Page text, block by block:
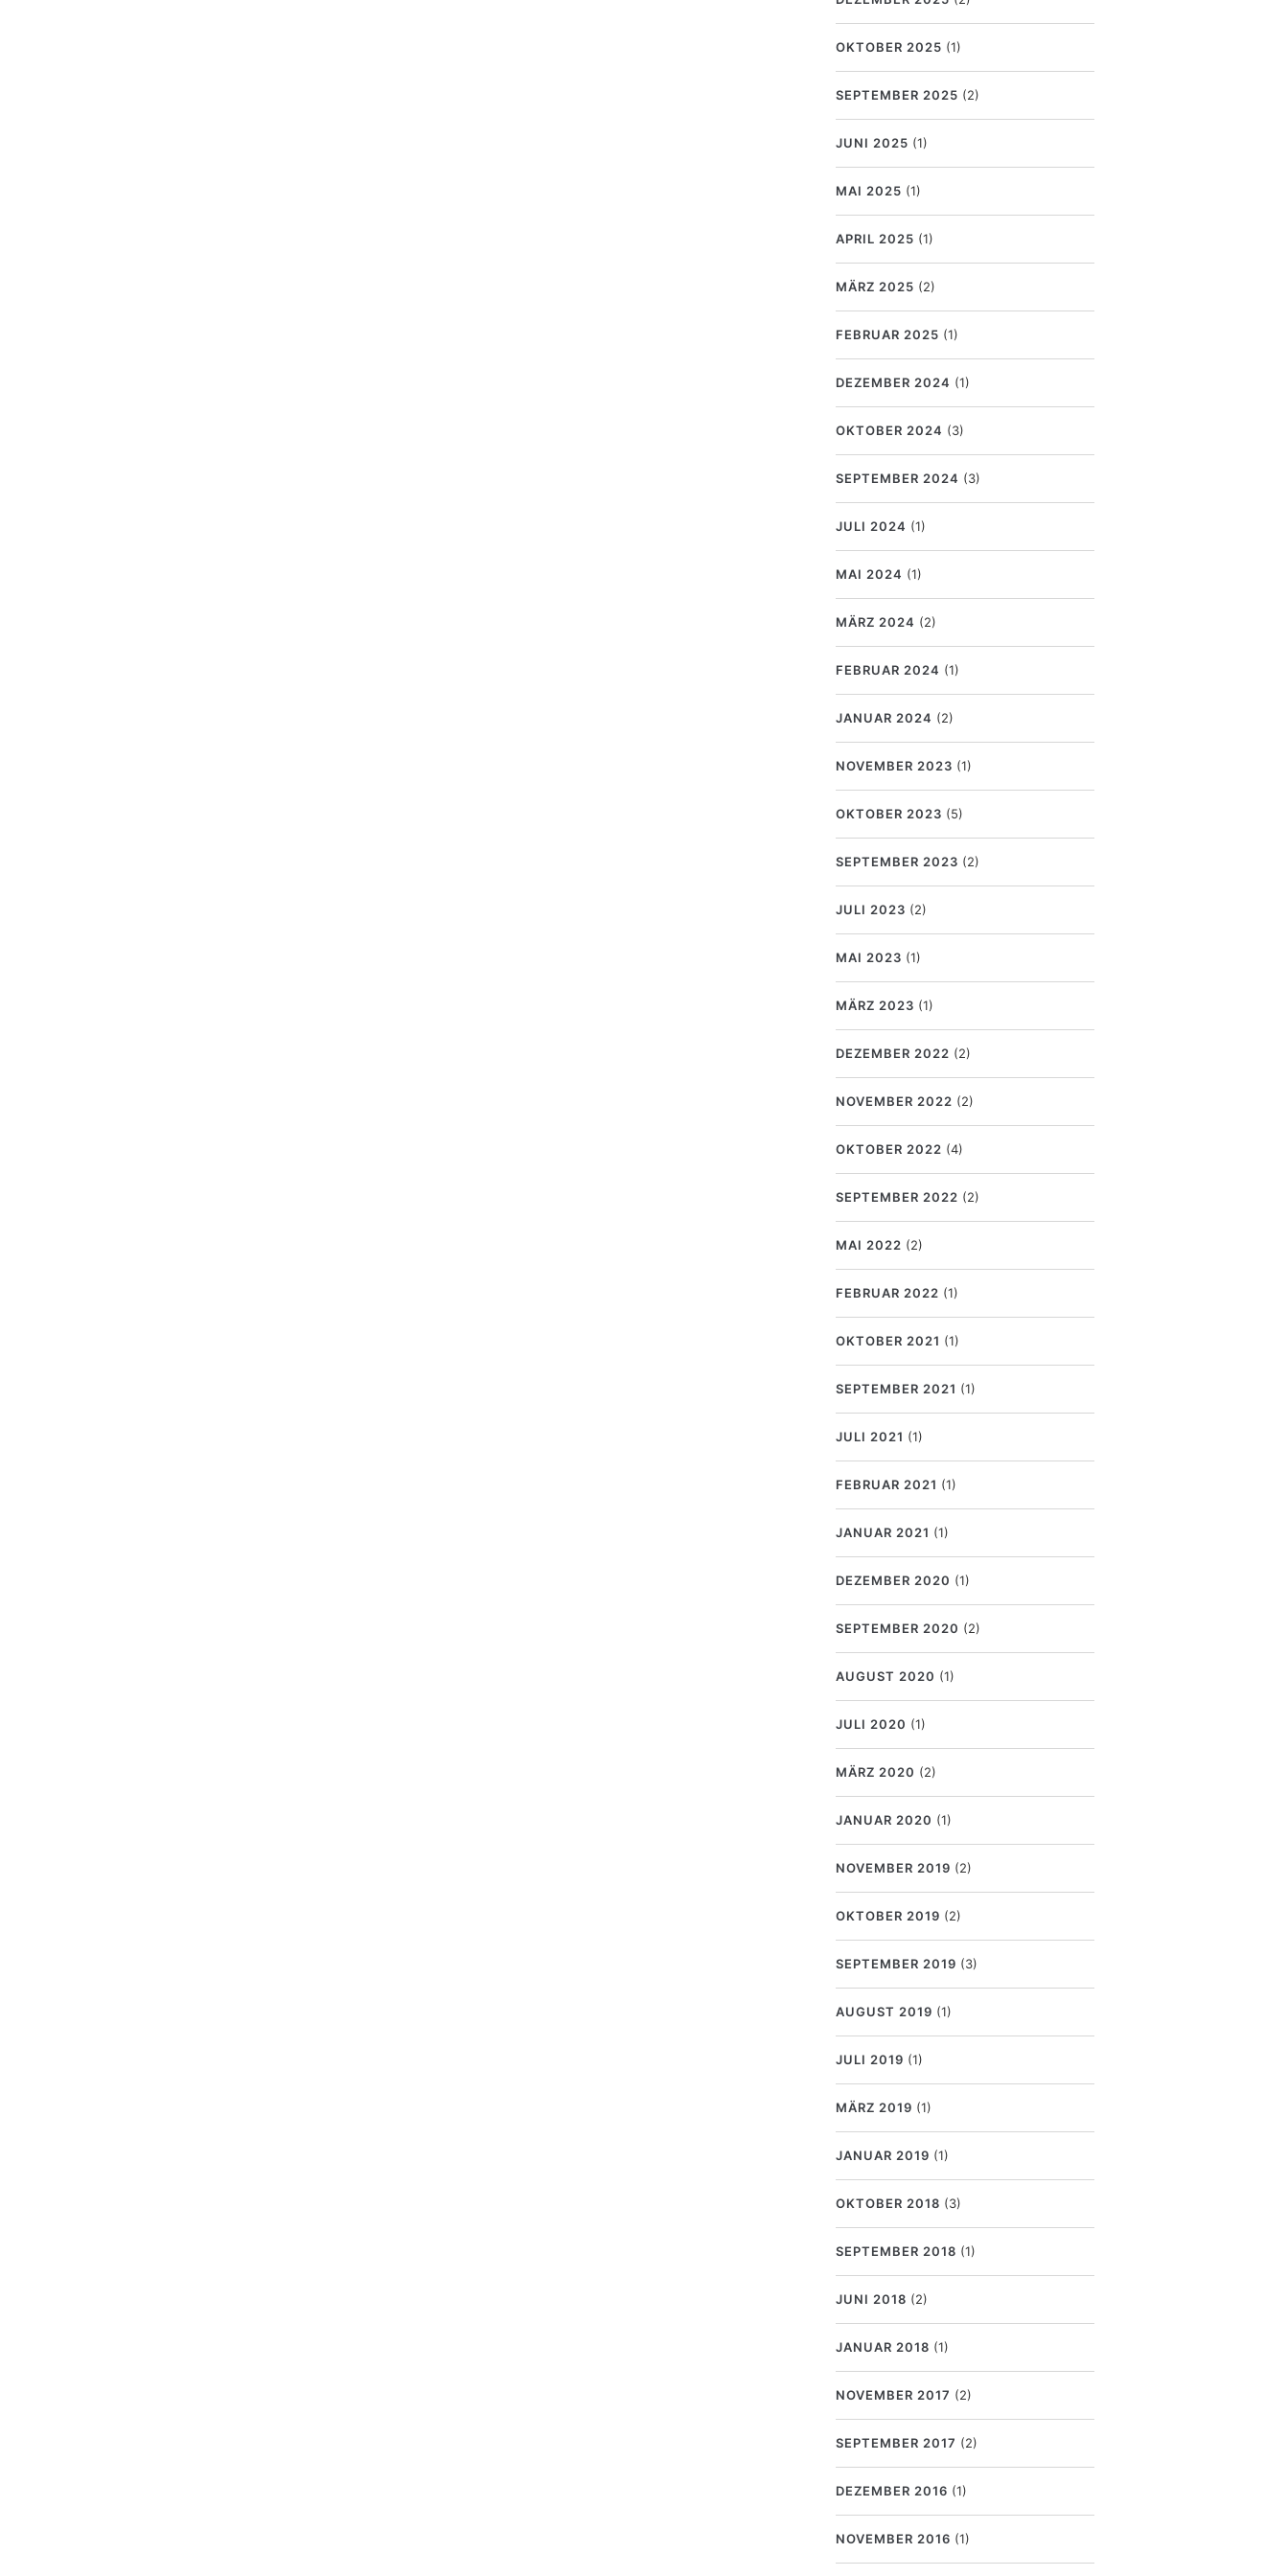
OKTOBER 2025 (1)
SEPTEMBER 2025 (2)
JUNI 2025 (1)
MAI 2025 (1)
APRIL 2025 (1)
MÄRZ 2025 (2)
FEBRUAR 2025 (1)
DEZEMBER 2024 (1)
OKTOBER 2024 (3)
SEPTEMBER 2024 (3)
JULI 2024 (1)
MAI 2024 (1)
MÄRZ 2024 (2)
FEBRUAR 2024 (1)
JANUAR 2024 (2)
NOVEMBER 2023 (1)
OKTOBER 2023 (5)
SEPTEMBER 2023 (2)
JULI 2023 (2)
MAI 2023 (1)
MÄRZ 2023 (1)
DEZEMBER 2022 (2)
NOVEMBER 2022 (2)
OKTOBER 2022 (4)
SEPTEMBER 2022 (2)
MAI 2022 (2)
FEBRUAR 2022 (1)
OKTOBER 2021 (1)
SEPTEMBER 2021 (1)
JULI 2021 (1)
FEBRUAR 2021 (1)
JANUAR 2021 (1)
DEZEMBER 2020 (1)
SEPTEMBER 2020 (2)
AUGUST 2020 (1)
JULI 2020 (1)
MÄRZ 2020 (2)
JANUAR 2020 (1)
NOVEMBER 2019 (2)
OKTOBER 2019 (2)
SEPTEMBER 2019 (3)
AUGUST 2019 (1)
JULI 2019 (1)
MÄRZ 2019 (1)
JANUAR 2019 (1)
OKTOBER 2018 (3)
SEPTEMBER 2018 (1)
JUNI 2018 (2)
JANUAR 2018 (1)
NOVEMBER 2017 (2)
SEPTEMBER 2017 (2)
DEZEMBER 2016 (1)
NOVEMBER 2016 (1)